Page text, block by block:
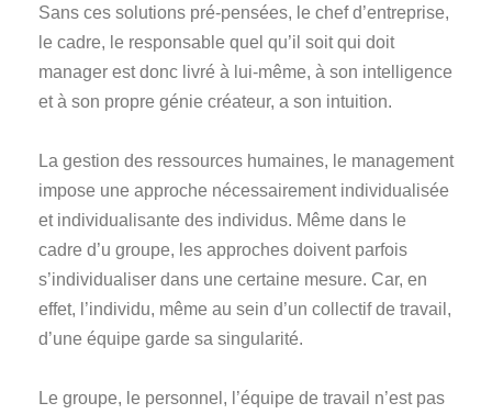
Sans ces solutions pré-pensées, le chef d’entreprise,
le cadre, le responsable quel qu’il soit qui doit
manager est donc livré à lui-même, à son intelligence
et à son propre génie créateur, a son intuition.
La gestion des ressources humaines, le management
impose une approche nécessairement individualisée
et individualisante des individus. Même dans le
cadre d’u groupe, les approches doivent parfois
s’individualiser dans une certaine mesure. Car, en
effet, l’individu, même au sein d’un collectif de travail,
d’une équipe garde sa singularité.
Le groupe, le personnel, l’équipe de travail n’est pas